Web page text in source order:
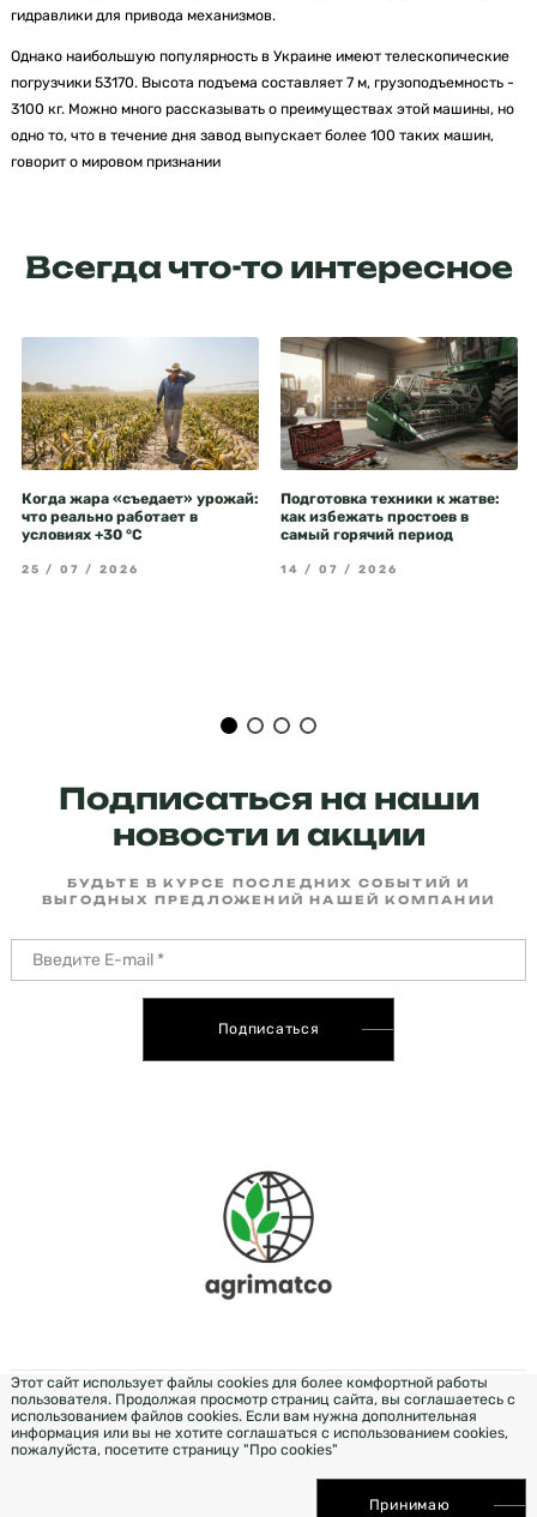
гидравлики для привода механизмов.
Однако наибольшую популярность в Украине имеют телескопические
погрузчики 53170. Высота подъема составляет 7 м, грузоподъемность -
3100 кг. Можно много рассказывать о преимуществах этой машины, но
одно то, что в течение дня завод выпускает более 100 таких машин,
говорит о мировом признании
Всегда что-то интересное
Когда жара «съедает» урожай:
что реально работает в
условиях +30 °C
25 / 07 / 2026
Подготовка техники к жатве:
как избежать простоев в
самый горячий период
14 / 07 / 2026
Подписаться на наши
новости и акции
БУДЬТЕ В КУРСЕ ПОСЛЕДНИХ СОБЫТИЙ И
ВЫГОДНЫХ ПРЕДЛОЖЕНИЙ НАШЕЙ КОМПАНИИ
Подписаться
РОЗРОБКА & ДИЗАЙН — WEZOM
Этот сайт использует файлы cookies для более комфортной работы
пользователя. Продолжая просмотр страниц сайта, вы соглашаетесь с
использованием файлов cookies. Если вам нужна дополнительная
информация или вы не хотите соглашаться с использованием cookies,
пожалуйста, посетите страницу "Про cookies"
Принимаю